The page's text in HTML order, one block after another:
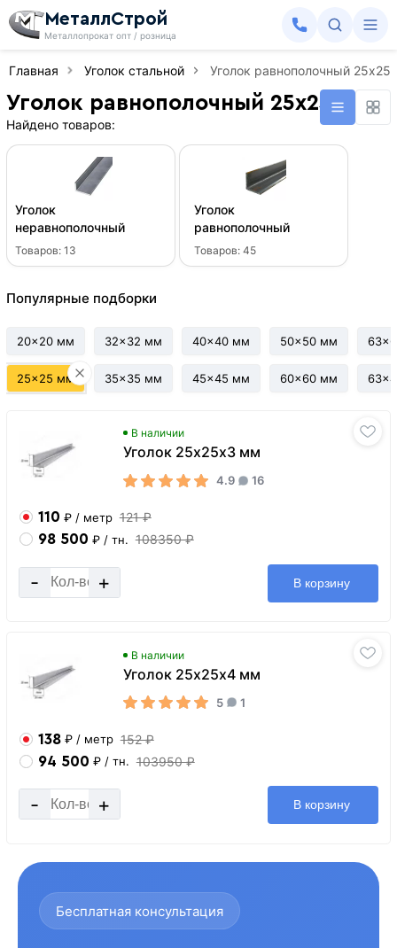
МеталлСтрой
Металлопрокат опт / розница
Главная Уголок стальной Уголок равнополочный
Уголок равнополочный 25x25 мм
Найдено товаров:
Уголок
неравнополочный
Товаров: 13
Уголок
равнополочный
Товаров: 45
Популярные подборки
20x20 мм
25x25 мм
32x32 мм
35x35 мм
40x40 мм
45x45 мм
50x50 мм
60x60 мм
В наличии
Уголок 25х25х3 мм
4.9 16
110 ₽ / метр 121 ₽
98 500 ₽ / тн. 108350 ₽
- + В корзину
В наличии
Уголок 25х25х4 мм
5 1
138 ₽ / метр 152 ₽
94 500 ₽ / тн. 103950 ₽
- + В корзину
Бесплатная консультация